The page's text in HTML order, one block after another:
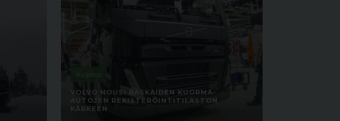
Kuljetus
VOLVO NOUSI RASKAIDEN KUORMA-
AUTOJEN REKISTERÖINTITILASTON
KÄRKEEN